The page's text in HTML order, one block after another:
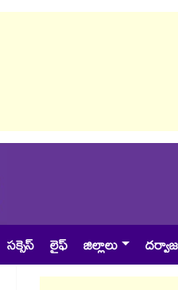
సక్సెస్ లైఫ్ జిల్లాలు దర్వాజ